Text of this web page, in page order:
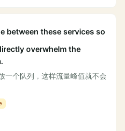
between these services so
overwhelm the
一个队列，这样流量峰值就不会